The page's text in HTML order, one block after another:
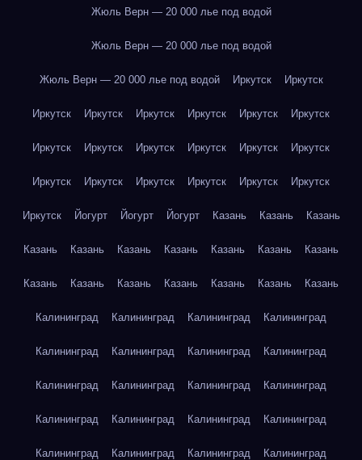
Жюль Верн — 20 000 лье под водой
Жюль Верн — 20 000 лье под водой
Жюль Верн — 20 000 лье под водой Иркутск Иркутск
Иркутск Иркутск Иркутск Иркутск Иркутск Иркутск
Иркутск Иркутск Иркутск Иркутск Иркутск Иркутск
Иркутск Иркутск Иркутск Иркутск Иркутск Иркутск
Иркутск Йогурт Йогурт Йогурт Казань Казань Казань
Казань Казань Казань Казань Казань Казань Казань
Казань Казань Казань Казань Казань Казань Казань
Калининград Калининград Калининград Калининград
Калининград Калининград Калининград Калининград
Калининград Калининград Калининград Калининград
Калининград Калининград Калининград Калининград
Калининград Калининград Калининград Калининград